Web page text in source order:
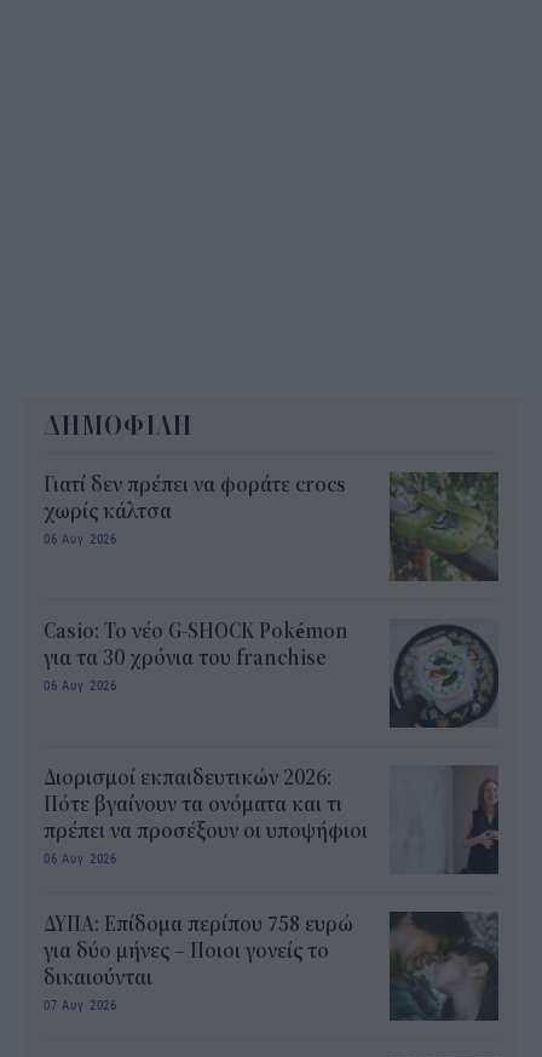
ΔΗΜΟΦΙΛΗ
Γιατί δεν πρέπει να φοράτε crocs
χωρίς κάλτσα
06 Αυγ 2026
Casio: Το νέο G-SHOCK Pokémon
για τα 30 χρόνια του franchise
06 Αυγ 2026
Διορισμοί εκπαιδευτικών 2026:
Πότε βγαίνουν τα ονόματα και τι
πρέπει να προσέξουν οι υποψήφιοι
06 Αυγ 2026
ΔΥΠΑ: Επίδομα περίπου 758 ευρώ
για δύο μήνες – Ποιοι γονείς το
δικαιούνται
07 Αυγ 2026